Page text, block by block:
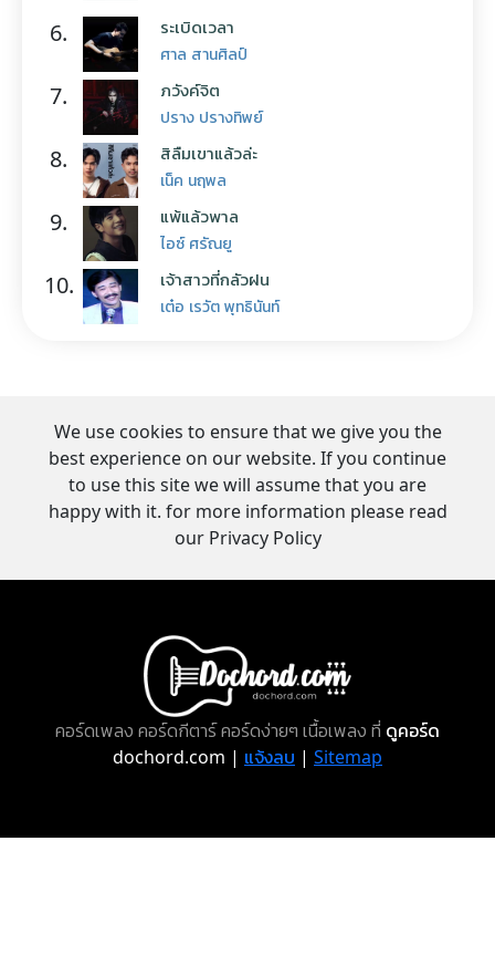
6. ระเบิดเวลา
ศาล สานศิลป์
7. ภวังค์จิต
ปราง ปรางทิพย์
8. สิลืมเขาแล้วล่ะ
เน็ค นฤพล
9. แพ้แล้วพาล
ไอซ์ ศรัณยู
10. เจ้าสาวที่กลัวฝน
เต๋อ เรวัต พุทธินันท์
We use cookies to ensure that we give you the
best experience on our website. If you continue
to use this site we will assume that you are
happy with it. for more information please read
our Privacy Policy
คอร์ดเพลง คอร์ดกีตาร์ คอร์ดง่ายๆ เนื้อเพลง ที่ ดูคอร์ด
dochord.com | แจ้งลบ | Sitemap